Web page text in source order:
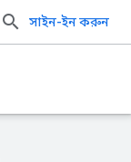
সাইন-ইন করুন